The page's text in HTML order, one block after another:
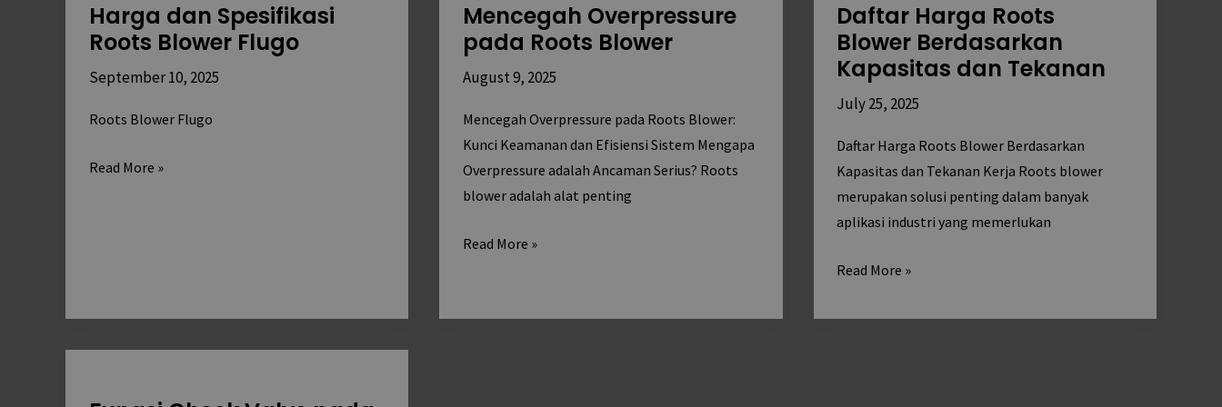
Harga dan Spesifikasi
Roots Blower Flugo
September 10, 2025
Roots Blower Flugo
Spesifikasi
Roots
Blower
Read More »
Mencegah Overpressure
pada Roots Blower
August 9, 2025
Mencegah Overpressure pada Roots Blower:
Kunci Keamanan dan Efisiensi Sistem Mengapa
Overpressure adalah Ancaman Serius? Roots
blower adalah alat penting
pada
Roots
Blower
Read More »
Daftar Harga Roots
Blower Berdasarkan
Kapasitas dan Tekanan
July 25, 2025
Daftar Harga Roots Blower Berdasarkan
Kapasitas dan Tekanan Kerja Roots blower
merupakan solusi penting dalam banyak
aplikasi industri yang memerlukan
Roots
Blower
Berdasarkan
Kapasitas
dan
Tekanan
Read More »